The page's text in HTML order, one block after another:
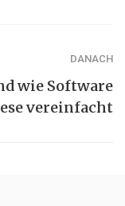
DANACH
wie Software
vereinfacht